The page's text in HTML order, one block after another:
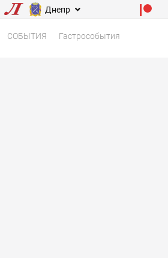
Днепр
СОБЫТИЯ Гастрособытия